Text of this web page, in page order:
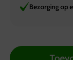
Bezorging op